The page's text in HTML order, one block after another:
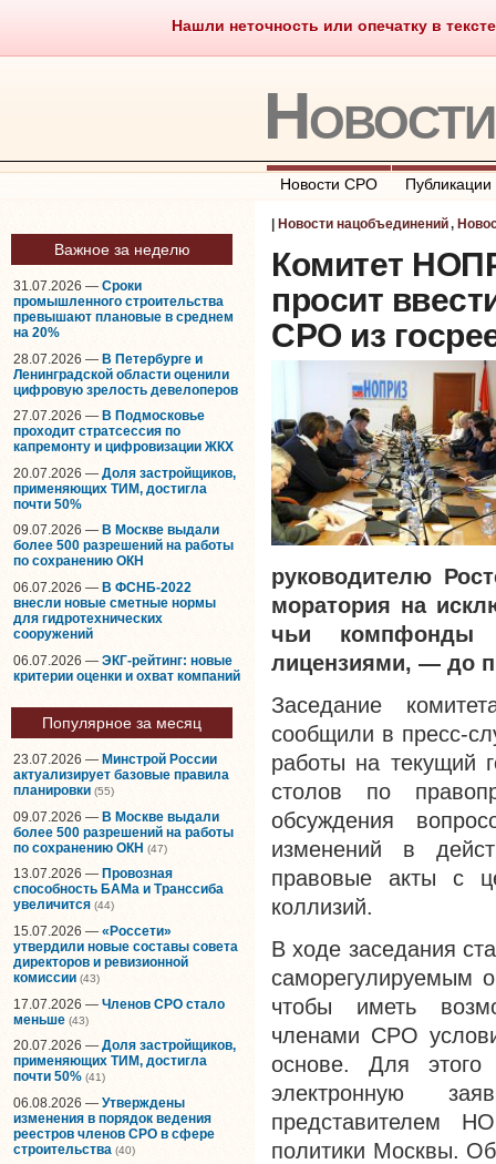
Нашли неточность или опечатку в
Саморегулирование Что
Новости СРО Публикации
Важное за неделю
31.07.2026 — Сроки
промышленного строительства
превышают плановые в среднем
на 20%
28.07.2026 — В Петербурге и
Ленинградской области оценили
цифровую зрелость девелоперов
27.07.2026 — В Подмосковье
проходит стратсессия по
капремонту и цифровизации ЖКХ
20.07.2026 — Доля застройщиков,
применяющих ТИМ, достигла
почти 50%
09.07.2026 — В Москве выдали
более 500 разрешений на работы
по сохранению ОКН
06.07.2026 — В ФСНБ-2022
внесли новые сметные нормы
для гидротехнических
сооружений
06.07.2026 — ЭКГ-рейтинг: новые
критерии оценки и охват компаний
Популярное за месяц
23.07.2026 — Минстрой России
актуализирует базовые правила
планировки (55)
09.07.2026 — В Москве выдали
более 500 разрешений на работы
по сохранению ОКН (47)
13.07.2026 — Провозная
способность БАМа и Транссиба
увеличится (44)
15.07.2026 — «Россети»
утвердили новые составы совета
директоров и ревизионной
комиссии (43)
17.07.2026 — Членов СРО стало
меньше (43)
20.07.2026 — Доля застройщиков,
применяющих ТИМ, достигла
почти 50% (41)
06.08.2026 — Утверждены
изменения в порядок ведения
реестров членов СРО в сфере
строительства (40)
Новости нацобъединений,
Комитет
просит
СРО из
руководителю
моратория на
чьи компфонды
лицензиями, — до
Заседание
сообщили в пресс-
работы на текущий
столов по
обсуждения
изменений в
правовые акты с
коллизий.
В ходе заседания
саморегулируемым
чтобы иметь
членами СРО
основе. Для
электронную
представителем
политики Москвы.